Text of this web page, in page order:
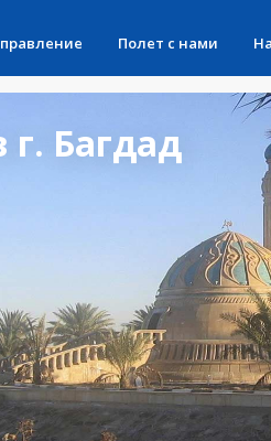
Полет с нами
Багдад